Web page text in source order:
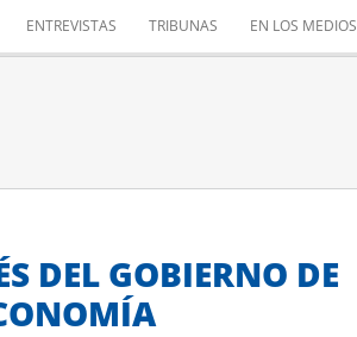
ENTREVISTAS TRIBUNAS EN LOS MEDIOS
DEL GOBIERNO DE